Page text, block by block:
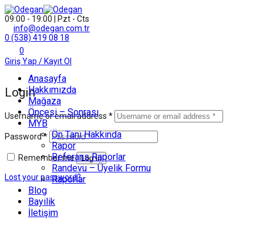
09:00 - 19:00 | Pzt - Cts
info@odegan.com.tr
0 (538) 419 08 18
0
Giriş Yap / Kayıt Ol
Login
Username or email address *
Password*
Remember me Log in
Lost your password?
Anasayfa
Hakkımızda
Mağaza
Öncesi – Sonrası
MYB
Ön Tanı Hakkında
Rapor
Referans Raporlar
Randevu – Üyelik Formu
Raporlar
Blog
Bayilik
İletişim